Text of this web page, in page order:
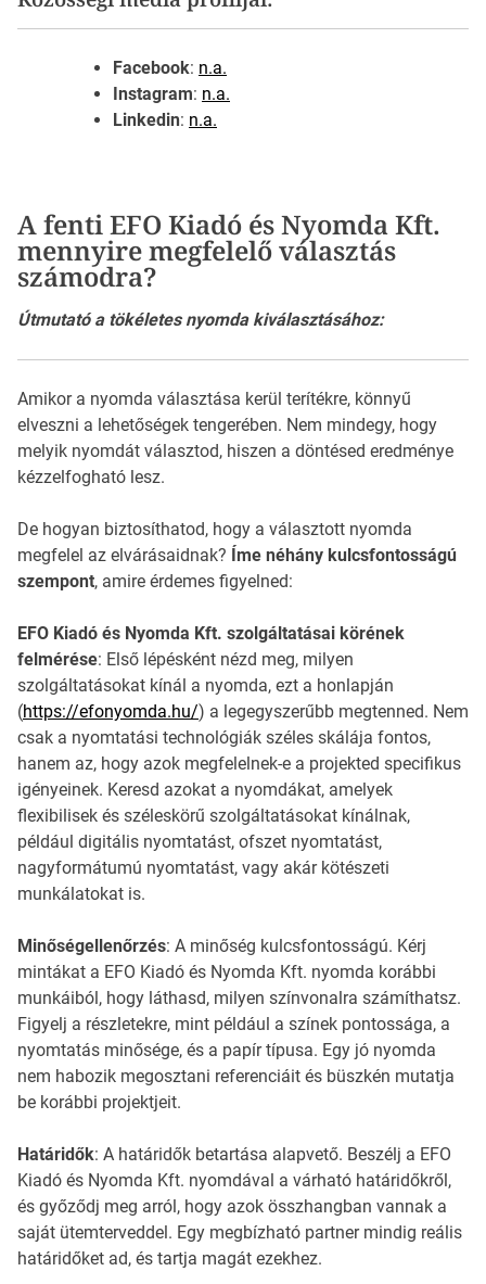
Facebook: n.a.
Instagram: n.a.
Linkedin: n.a.
A fenti EFO Kiadó és Nyomda Kft.
mennyire megfelelő választás
számodra?
Útmutató a tökéletes nyomda kiválasztásához:
Amikor a nyomda választása kerül terítékre, könnyű
elveszni a lehetőségek tengerében. Nem mindegy, hogy
melyik nyomdát választod, hiszen a döntésed eredménye
kézzelfogható lesz.
De hogyan biztosíthatod, hogy a választott nyomda
megfelel az elvárásaidnak? Íme néhány kulcsfontosságú
szempont, amire érdemes figyelned:
EFO Kiadó és Nyomda Kft. szolgáltatásai körének
felmérése: Első lépésként nézd meg, milyen
szolgáltatásokat kínál a nyomda, ezt a honlapján
(https://efonyomda.hu/) a legegyszerűbb megtenned. Nem
csak a nyomtatási technológiák széles skálája fontos,
hanem az, hogy azok megfelelnek-e a projekted specifikus
igényeinek. Keresd azokat a nyomdákat, amelyek
flexibilisek és széleskörű szolgáltatásokat kínálnak,
például digitális nyomtatást, ofszet nyomtatást,
nagyformátumú nyomtatást, vagy akár kötészeti
munkálatokat is.
Minőségellenőrzés: A minőség kulcsfontosságú. Kérj
mintákat a EFO Kiadó és Nyomda Kft. nyomda korábbi
munkáiból, hogy láthasd, milyen színvonalra számíthatsz.
Figyelj a részletekre, mint például a színek pontossága, a
nyomtatás minősége, és a papír típusa. Egy jó nyomda
nem habozik megosztani referenciáit és büszkén mutatja
be korábbi projektjeit.
Határidők: A határidők betartása alapvető. Beszélj a EFO
Kiadó és Nyomda Kft. nyomdával a várható határidőkről,
és győződj meg arról, hogy azok összhangban vannak a
saját ütemterveddel. Egy megbízható partner mindig reális
határidőket ad, és tartja magát ezekhez.